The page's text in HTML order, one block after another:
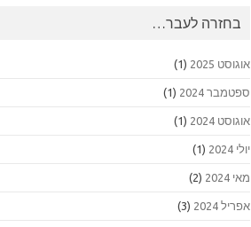
בחזרה לעבר…
אוגוסט 2025 (1)
ספטמבר 2024 (1)
אוגוסט 2024 (1)
יולי 2024 (1)
מאי 2024 (2)
אפריל 2024 (3)